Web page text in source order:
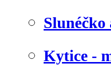
Kytice -